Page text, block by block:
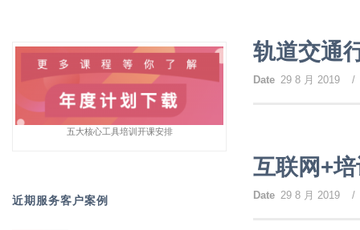
轨道交通
Date 29 8 月 2019 /
互联网+
Date 29 8 月 2019 /
五大核心工具培训开课安排
近期服务客户案例